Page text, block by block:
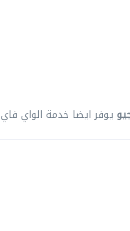
يوفر ايضا خدمة الواي فاي